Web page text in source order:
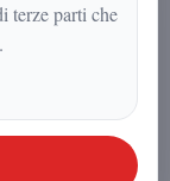
terze parti che